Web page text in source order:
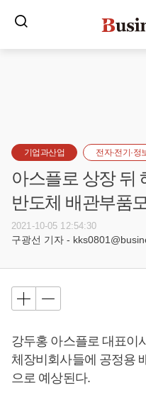
기업과산업 전자·전기·정
아스플로 상장 뒤
반도체 배관부품
2021-10-05 12:54:30
구광선 기자 -
강두홍 아스플로 대표이
체장비회사들에 공정용
으로 예상된다.